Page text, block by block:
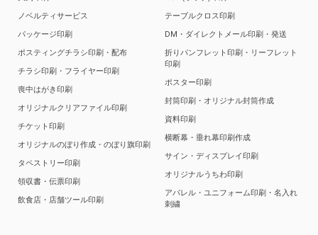
ノベルティサービス
パッケージ印刷
ポスティングチラシ印刷・配布
チラシ印刷・フライヤー印刷
喪中はがき印刷
オリジナルクリアファイル印刷
チケット印刷
オリジナルのぼり作成・のぼり旗印刷
タペストリー印刷
領収書・伝票印刷
飲食店・店舗ツール印刷
テーブルクロス印刷
DM・ダイレクトメール印刷・発送
折りパンフレット印刷・リーフレット
印刷
ポスター印刷
封筒印刷・オリジナル封筒作成
資料印刷
横断幕・垂れ幕印刷作成
サイン・ディスプレイ印刷
オリジナルうちわ印刷
アパレル・ユニフォーム印刷・名入れ
刺繍